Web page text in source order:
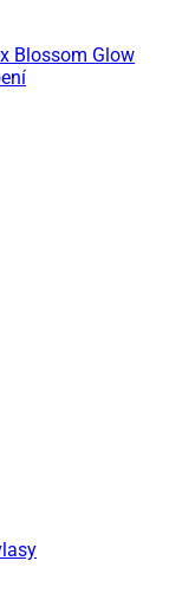
Blossom Glow